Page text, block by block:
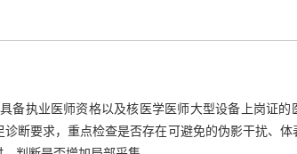
备执业医师资格以及核医学医师大型设备上岗证
断要求，重点检查是否存在可避免的伪影干扰、